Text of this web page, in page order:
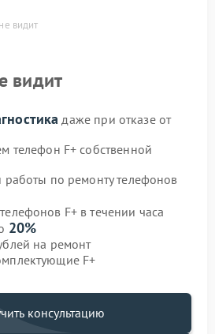
видит
видит
даже при отказе от
телефон F+ собственной
работы по ремонту телефонов
F+ в течении часа
20%
на ремонт
F+
консультацию